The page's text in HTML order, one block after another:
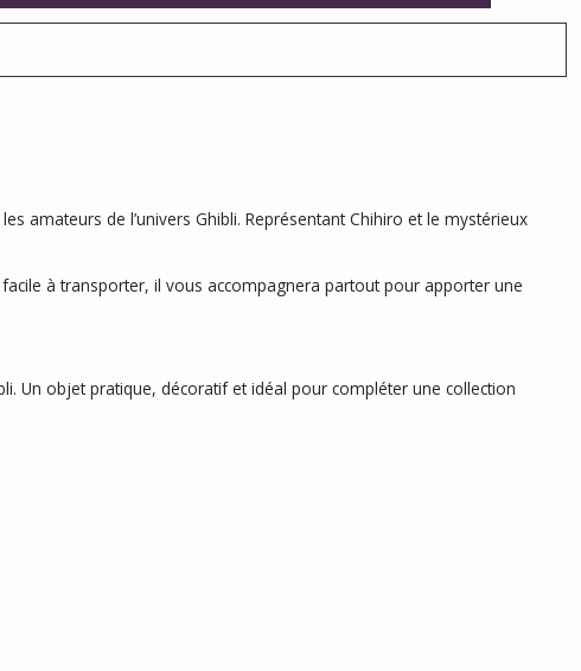
amateurs de l’univers Ghibli. Représentant Chihiro et le mystérieux
à transporter, il vous accompagnera partout pour apporter une
Un objet pratique, décoratif et idéal pour compléter une collection